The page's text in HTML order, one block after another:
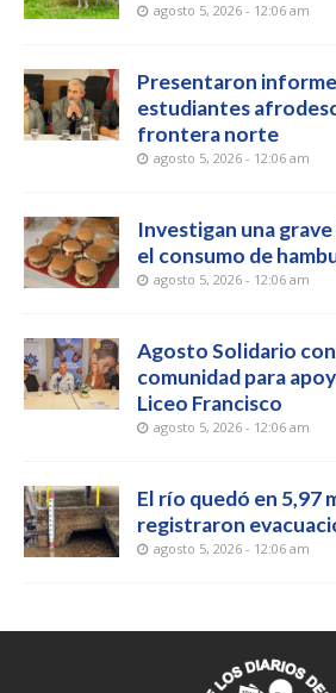
agosto 5, 2026 - 12:06 am
Presentaron
estudiantes
frontera norte
agosto 5, 2026 - 12:06 am
Investigan una
el consumo de
agosto 5, 2026 - 12:06 am
Agosto Solidario
comunidad para
Liceo Francisco
agosto 5, 2026 - 12:06 am
El río quedó en 5,97
registraron
agosto 5, 2026 - 12:06 am